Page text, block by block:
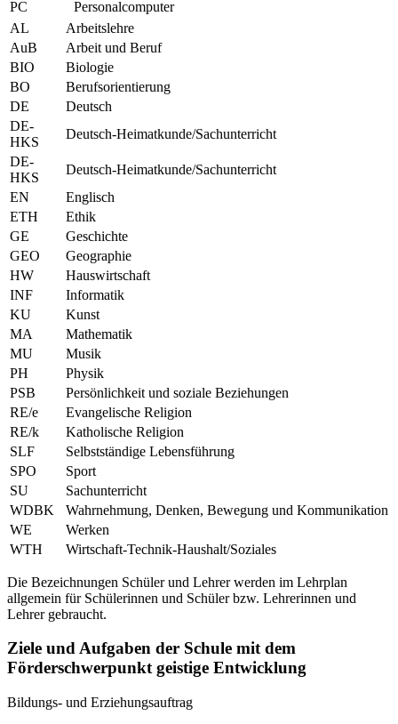
PC
Personalcomputer
AL
Arbeitslehre
AuB
Arbeit und Beruf
BIO
Biologie
BO
Berufsorientierung
DE
Deutsch
DE-
HKS
Deutsch-Heimatkunde/Sachunterricht
DE-
HKS
Deutsch-Heimatkunde/Sachunterricht
EN
Englisch
ETH
Ethik
GE
Geschichte
GEO
Geographie
HW
Hauswirtschaft
INF
Informatik
KU
Kunst
MA
Mathematik
MU
Musik
PH
Physik
PSB
Persönlichkeit und soziale Beziehungen
RE/e
Evangelische Religion
RE/k
Katholische Religion
SLF
Selbstständige Lebensführung
SPO
Sport
SU
Sachunterricht
WDBK
Wahrnehmung, Denken, Bewegung und Kommunikation
WE
Werken
WTH
Wirtschaft-Technik-Haushalt/Soziales
Die Bezeichnungen Schüler und Lehrer werden im Lehrplan
allgemein für Schülerinnen und Schüler bzw. Lehrerinnen und
Lehrer gebraucht.
Ziele und Aufgaben der Schule mit dem
Förderschwerpunkt geistige Entwicklung
Bildungs- und Erziehungsauftrag